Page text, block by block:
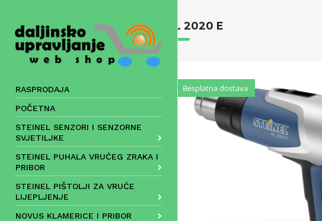
RASPRODAJA
POČETNA
STEINEL SENZORI I SENZORNE
SVJETILJKE
STEINEL PUHALA VRUĆEG ZRAKA I
PRIBOR
STEINEL PIŠTOLJI ZA VRUĆE
LIJEPLJENJE
NOVUS KLAMERICE I PRIBOR
content
HL 2020 E
Besplatna dostava